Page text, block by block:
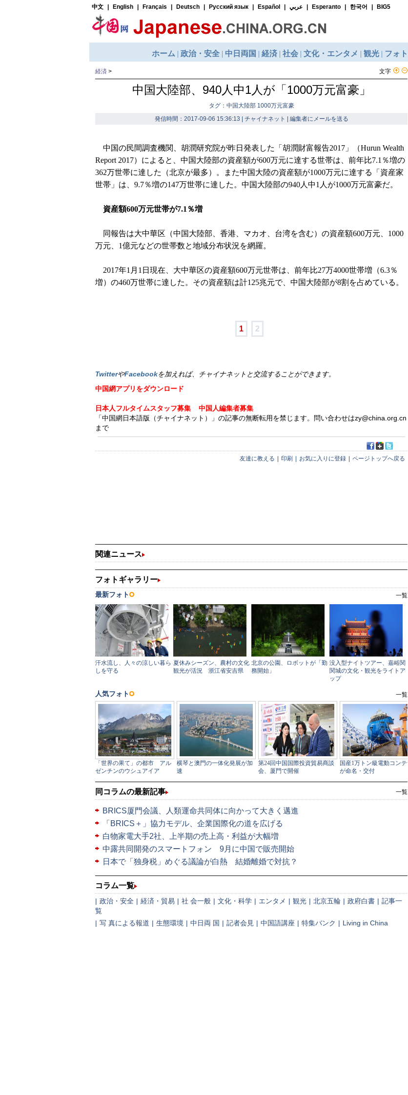
文字
経済 >
中国大陸部、940人中1人が「1000万元富豪」
タグ：中国大陸部 1000万元富豪
発信時間：2017-09-06 15:36:13 | チャイナネット | 編集者にメールを送る
中国の民間調査機関、胡潤研究院が昨日発表した「胡潤財富報告2017」（Hurun Wealth
Report 2017）によると、中国大陸部の資産額が600万元に達する世帯は、前年比7.1％増の
362万世帯に達した（北京が最多）。また中国大陸の資産額が1000万元に達する「資産家
世帯」は、9.7％増の147万世帯に達した。中国大陸部の940人中1人が1000万元富豪だ。
資産額600万元世帯が7.1％増
同報告は大中華区（中国大陸部、香港、マカオ、台湾を含む）の資産額600万元、1000
万元、1億元などの世帯数と地域分布状況を網羅。
2017年1月1日現在、大中華区の資産額600万元世帯は、前年比27万4000世帯増（6.3％
増）の460万世帯に達した。その資産額は計125兆元で、中国大陸部が8割を占めている。
1 2
TwitterやFacebookを加えれば、チャイナネットと交流することができます。
中国網アプリをダウンロード
日本人フルタイムスタッフ募集
中国人編集者募集
「中国網日本語版（チャイナネット）」の記事の無断転用を禁じます。問い合わせはzy@china.org.cn
まで
友達に教える 印刷 お気に入りに登録 ページトップへ戻る
関連ニュース
一覧
同コラムの最新記事
BRICS厦門会議、人類運命共同体に向かって大きく邁進
「BRICS＋」協力モデル、企業国際化の道を広げる
白物家電大手2社、上半期の売上高・利益が大幅増
中露共同開発のスマートフォン 9月に中国で販売開始
日本で「独身税」めぐる議論が白熱 結婚離婚で対抗？
コラム一覧
| 政治・安全 | 経済・貿易 | 社 会一般 | 文化・科学 | エンタメ | 観光 | 北京五輪 | 政府白書 | 記事一
覧
| 写 真による報道 | 生態環境 | 中日両 国 | 記者会見 | 中国語講座 | 特集バンク | Living in China